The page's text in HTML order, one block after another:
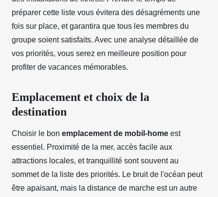
préparer cette liste vous évitera des désagréments une
fois sur place, et garantira que tous les membres du
groupe soient satisfaits. Avec une analyse détaillée de
vos priorités, vous serez en meilleure position pour
profiter de vacances mémorables.
Emplacement et choix de la
destination
Choisir le bon emplacement de mobil-home est
essentiel. Proximité de la mer, accès facile aux
attractions locales, et tranquillité sont souvent au
sommet de la liste des priorités. Le bruit de l'océan peut
être apaisant, mais la distance de marche est un autre